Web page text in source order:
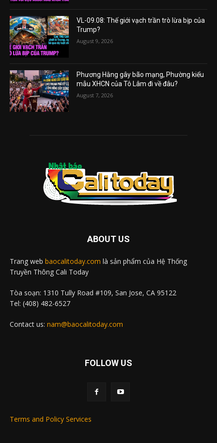
VL-09.08: Thế giới vạch trần trò lừa bịp của
Trump?
August 9, 2026
Phương Hằng gây bão mạng, Phường kiểu
mẫu XHCN của Tô Lâm đi về đâu?
August 7, 2026
ABOUT US
Trang web baocalitoday.com là sản phẩm của Hệ Thống
Truyền Thông Cali Today
Tòa soạn: 1310 Tully Road #109, San Jose, CA 95122
Tel: (408) 482-6527
Contact us: nam@baocalitoday.com
FOLLOW US
Terms and Policy Services